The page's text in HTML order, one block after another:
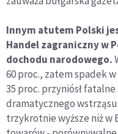
Innym atutem Polski
Handel zagraniczny w
dochodu narodowego.
60 proc., zatem spadek
35 proc. przyniósł
dramatycznego wstrząsu
trzykrotnie wyższe niż w